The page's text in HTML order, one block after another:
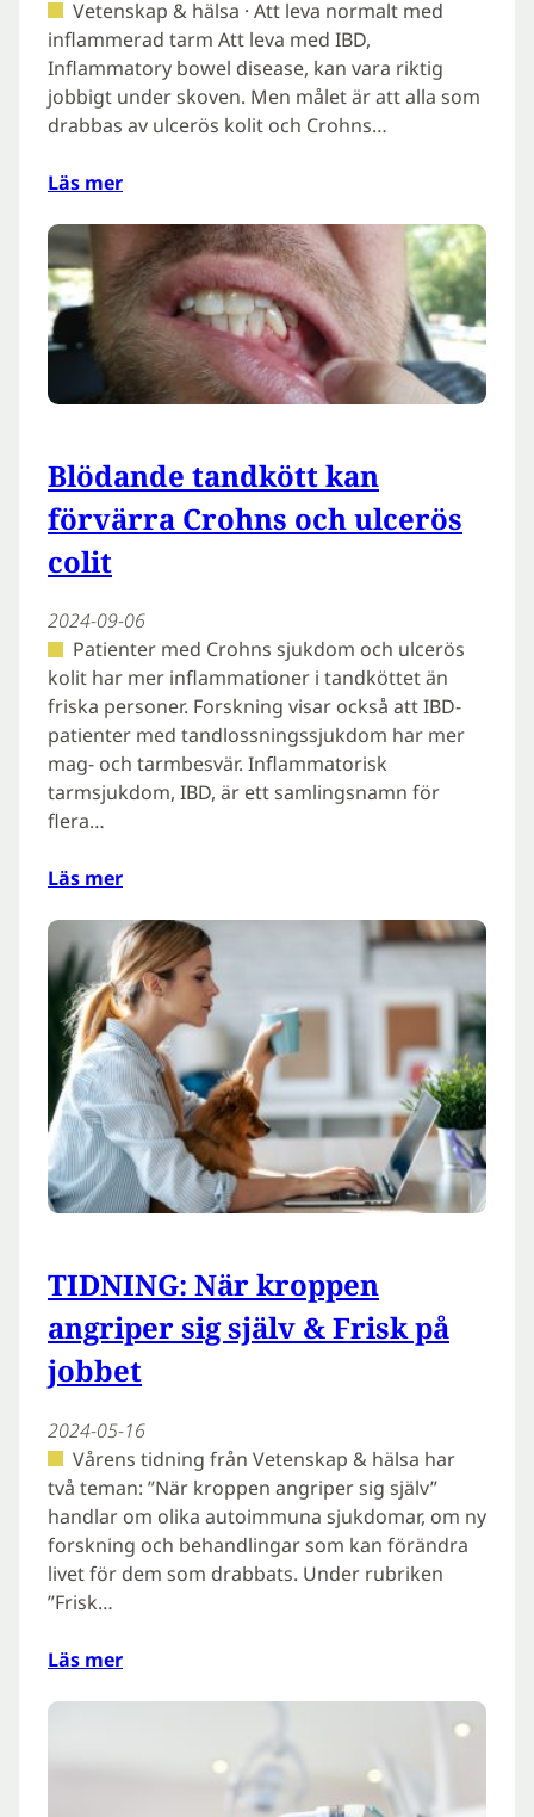
Vetenskap & hälsa · Att leva normalt med
inflammerad tarm Att leva med IBD,
Inflammatory bowel disease, kan vara riktig
jobbigt under skoven. Men målet är att alla som
drabbas av ulcerös kolit och Crohns…
Läs mer
Blödande tandkött kan
förvärra Crohns och ulcerös
colit
2024-09-06
Patienter med Crohns sjukdom och ulcerös
kolit har mer inflammationer i tandköttet än
friska personer. Forskning visar också att IBD-
patienter med tandlossningssjukdom har mer
mag- och tarmbesvär. Inflammatorisk
tarmsjukdom, IBD, är ett samlingsnamn för
flera…
Läs mer
TIDNING: När kroppen
angriper sig själv & Frisk på
jobbet
2024-05-16
Vårens tidning från Vetenskap & hälsa har
två teman: ”När kroppen angriper sig själv”
handlar om olika autoimmuna sjukdomar, om ny
forskning och behandlingar som kan förändra
livet för dem som drabbats. Under rubriken
”Frisk…
Läs mer